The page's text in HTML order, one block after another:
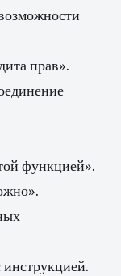
прав».
функцией».